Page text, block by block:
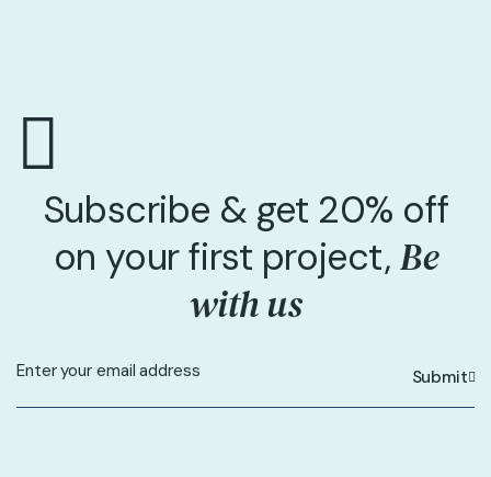
Subscribe & get 20% off
on your first project,Be
with us
Submit